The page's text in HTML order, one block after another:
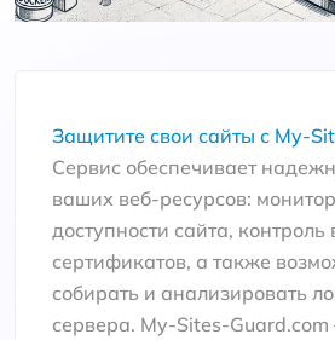
Защитите свои сайты с My-
Сервис обеспечивает
ваших веб-ресурсов:
доступности сайта, контроль
сертификатов, а также
собирать и анализировать
сервера. My-Sites-